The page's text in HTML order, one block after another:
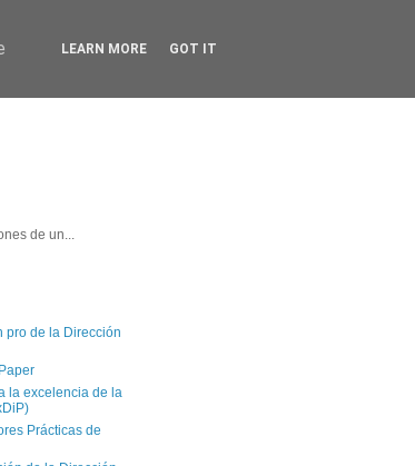
de un...
pro de la Dirección
la excelencia de la
Prácticas de
LEARN MORE GOT IT